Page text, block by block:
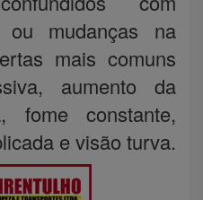
ou mudanças na
mais comuns
aumento da
fome constante,
e visão turva.